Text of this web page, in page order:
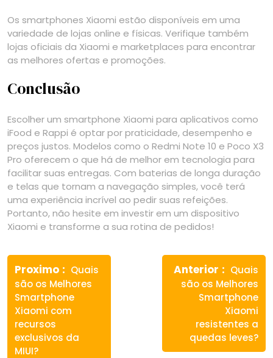
Os smartphones Xiaomi estão disponíveis em uma
variedade de lojas online e físicas. Verifique também
lojas oficiais da Xiaomi e marketplaces para encontrar
as melhores ofertas e promoções.
Conclusão
Escolher um smartphone Xiaomi para aplicativos como
iFood e Rappi é optar por praticidade, desempenho e
preços justos. Modelos como o Redmi Note 10 e Poco X3
Pro oferecem o que há de melhor em tecnologia para
facilitar suas entregas. Com baterias de longa duração
e telas que tornam a navegação simples, você terá
uma experiência incrível ao pedir suas refeições.
Portanto, não hesite em investir em um dispositivo
Xiaomi e transforme a sua rotina de pedidos!
Navegação
de
Post
Proximo
Previous
post:
Quais
são os Melhores
Smartphone
Xiaomi com
recursos
exclusivos da
MIUI?
Anterior
Next
post:
Quais
são os Melhores
Smartphone
Xiaomi
resistentes a
quedas leves?